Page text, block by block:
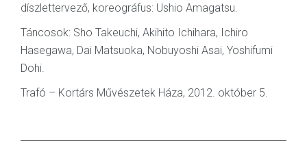
díszlettervező, koreográfus: Ushio Amagatsu.
Táncosok: Sho Takeuchi, Akihito Ichihara, Ichiro
Hasegawa, Dai Matsuoka, Nobuyoshi Asai, Yoshifumi
Dohi.
Trafó – Kortárs Művészetek Háza, 2012. október 5.